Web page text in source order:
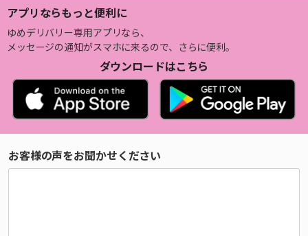
アプリならもっと便利に
ゆめデリバリー専用アプリなら、
メッセージの通知がスマホに来るので、さらに便利。
ダウンロードはこちら
お客様の声をお聞かせください